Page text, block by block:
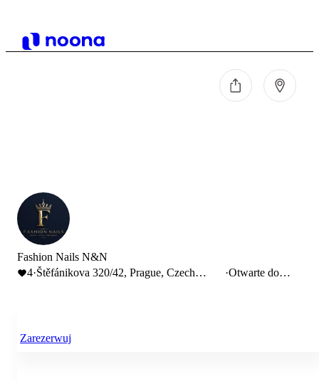
Fashion Nails N&N
4·Štěfánikova 320/42, Prague, Czech
·Otwarte do
Zarezerwuj